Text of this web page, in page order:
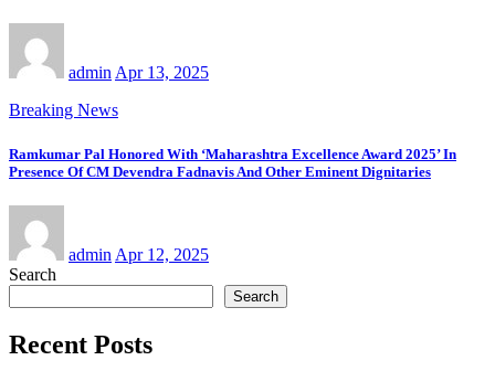
adminApr 13, 2025
Breaking News
Ramkumar Pal Honored With ‘Maharashtra Excellence Award 2025’ In
Presence Of CM Devendra Fadnavis And Other Eminent Dignitaries
admin Apr 12, 2025
Search
Search
Recent Posts